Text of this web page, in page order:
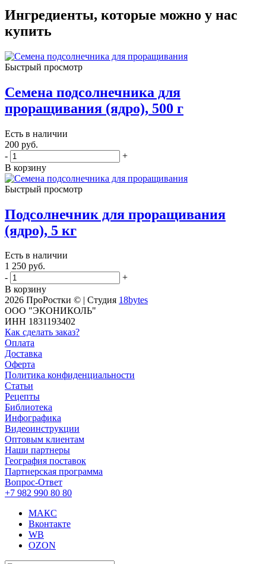
Ингредиенты, которые можно у нас
купить
Быстрый просмотр
Семена подсолнечника для
проращивания (ядро), 500 г
Есть в наличии
200 руб.
-
+
В корзину
Быстрый просмотр
Подсолнечник для проращивания
(ядро), 5 кг
Есть в наличии
1 250 руб.
-
+
В корзину
2026 ПроРостки © | Студия 18bytes
ООО "ЭКОНИКОЛЬ"
ИНН 1831193402
Как сделать заказ?
Оплата
Доставка
Оферта
Политика конфиденциальности
Статьи
Рецепты
Библиотека
Инфографика
Видеоинструкции
Оптовым клиентам
Наши партнеры
География поставок
Партнерская программа
Вопрос-Ответ
+7 982 990 80 80
МАКС
Вконтакте
WB
OZON